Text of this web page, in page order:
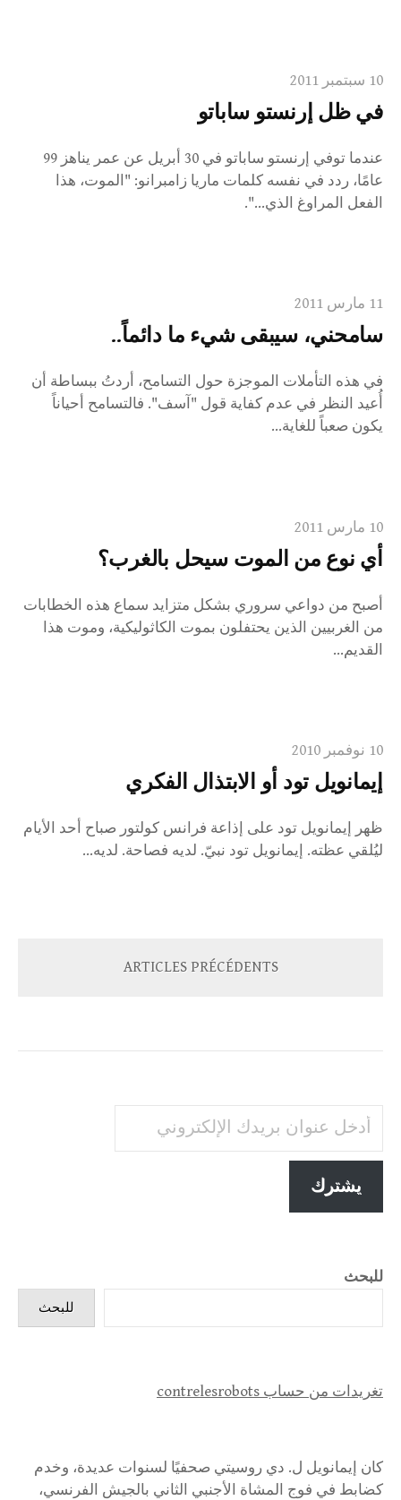
10 سبتمبر 2011
في ظل إرنستو ساباتو
عندما توفي إرنستو ساباتو في 30 أبريل عن عمر يناهز 99
عامًا، ردد في نفسه كلمات ماريا زامبرانو: "الموت، هذا
الفعل المراوغ الذي...".
11 مارس 2011
سامحني، سيبقى شيء ما دائماً..
في هذه التأملات الموجزة حول التسامح، أردتُ ببساطة أن
أُعيد النظر في عدم كفاية قول "آسف". فالتسامح أحياناً
يكون صعباً للغاية...
10 مارس 2011
أي نوع من الموت سيحل بالغرب؟
أصبح من دواعي سروري بشكل متزايد سماع هذه الخطابات
من الغربيين الذين يحتفلون بموت الكاثوليكية، وموت هذا
القديم...
10 نوفمبر 2010
إيمانويل تود أو الابتذال الفكري
ظهر إيمانويل تود على إذاعة فرانس كولتور صباح أحد الأيام
ليُلقي عظته. إيمانويل تود نبيّ. لديه فصاحة. لديه...
ARTICLES PRÉCÉDENTS
أدخل عنوان بريدك الإلكتروني
يشترك
للبحث
للبحث
تغريدات من حساب contrelesrobots
كان إيمانويل ل. دي روسيتي صحفيًا لسنوات عديدة، وخدم
كضابط في فوج المشاة الأجنبي الثاني بالجيش الفرنسي،